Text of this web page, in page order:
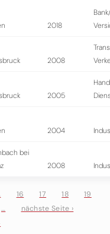
2018
Bank/
2008
2005
2004
bei
2008
16 17 18
19
…
nächste Seite ›